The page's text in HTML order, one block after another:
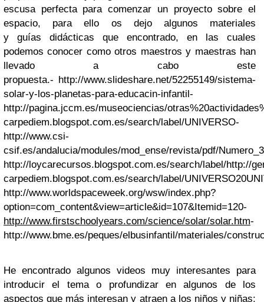
escusa perfecta para comenzar un proyecto sobre el
espacio, para ello os dejo algunos materiales
y guías didácticas que encontrado, en las cuales
podemos conocer como otros maestros y maestras han
llevado a cabo este
propuesta.- http://www.slideshare.net/52255149/sistema-
solar-y-los-planetas-para-educacin-infantil-
http://pagina.jccm.es/museociencias/
carpediem.blogspot.com.es/search/label/UNIVERSO-
http://www.csi-
csif.es/andalucia/modules/mod_ense/revista/pdf/
http://loycarecursos.blogspot.com.es/search/label/http://
carpediem.blogspot.com.es/search/label/
http://www.worldspaceweek.org/wsw/index.php?
option=com_content&view=article&id=107&Itemid=120-
http://www.firstschoolyears.com/science/solar/solar.htm-
http://www.bme.es/peques/elbusinfantil/materiales/
He encontrado algunos videos muy interesantes para
introducir el tema o profundizar en algunos de los
aspectos que más interesan y atraen a los niños y niñas: